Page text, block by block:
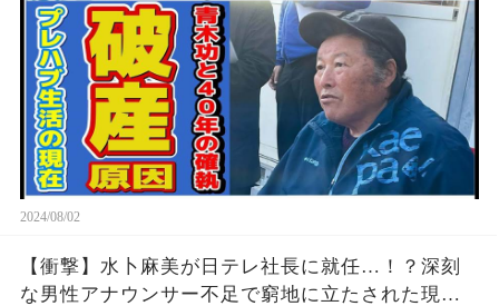
2024/08/02
【衝撃】水卜麻美が日テレ社長に就任…！？深刻
な男性アナウンサー不足で窮地に立たされた現在